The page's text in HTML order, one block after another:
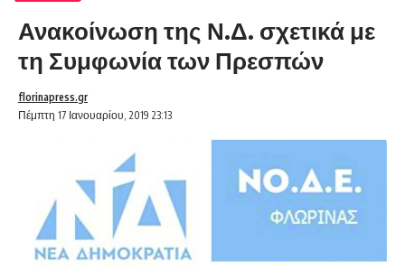
Ανακοίνωση της Ν.Δ. σχετικά με
τη Συμφωνία των Πρεσπών
Πέμπτη 17 Ιανουαρίου, 2019 23:13
florinapress.gr